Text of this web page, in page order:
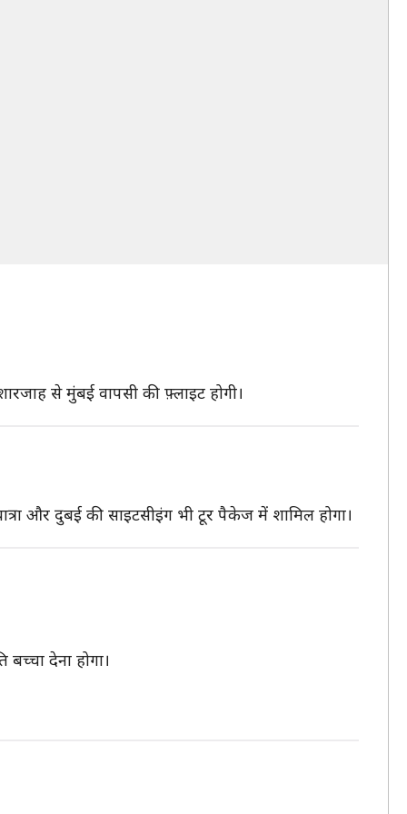
से मुंबई वापसी की फ़्लाइट होगी।
और दुबई की साइटसीइंग भी टूर पैकेज में शामिल होगा।
देना होगा।